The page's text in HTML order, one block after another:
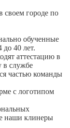
своем городе по
обученные
до 40 лет.
аттестацию в
в службе
частью команды
с логотипом
наши клинеры